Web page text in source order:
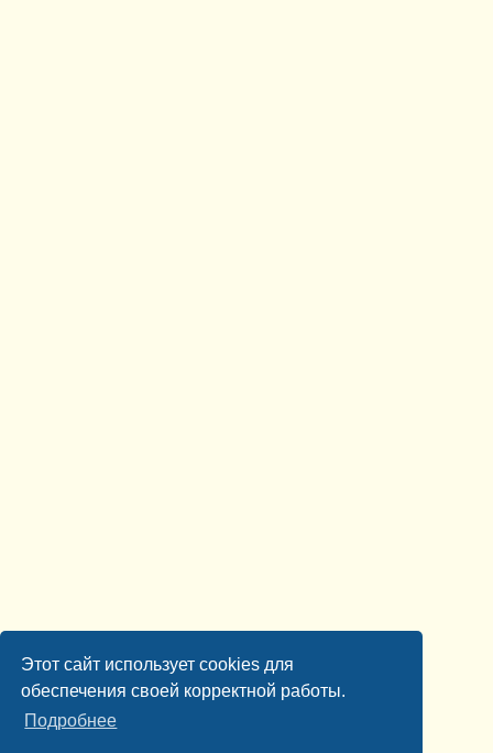
Этот сайт использует cookies для
обеспечения своей корректной работы.
Подробнее